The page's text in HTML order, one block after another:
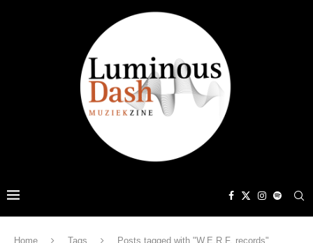
Home Tags Posts tagged with "W.E.R.F. records"